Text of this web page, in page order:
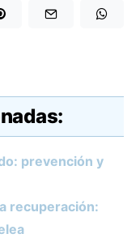
prevención y
recuperación: